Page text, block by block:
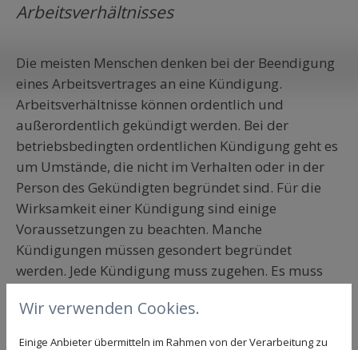
Arbeitsverhältnisses
Die meisten Menschen denken bei der Beendigung
eines Arbeitsvertrages an eine Kündigung.
Arbeitsverhältnisse können ordentlich und
außerordentlich gekündigt werden. Bei der
betriebsbedingten ordentlichen Kündigung geht es
um Umstände, die nicht im Verhalten oder in der
Person des Gekündigten begründet sind. Für die
Wirksamkeit einer Kündigung sind einige
Voraussetzungen zu beachten. Manche
Kündigungen müssen gesondert begründet
werden. Jede Kündigung muss zugehen. Es muss
unterzeichnen, was auf die
Wir verwenden Cookies.
Einige Anbieter übermitteln im Rahmen von der Verarbeitung zu